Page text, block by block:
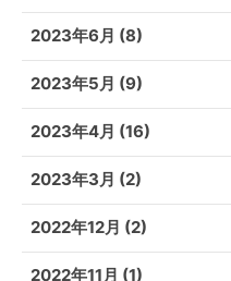
2023年6月 (8)
2023年5月 (9)
2023年4月 (16)
2023年3月 (2)
2022年12月 (2)
2022年11月 (1)